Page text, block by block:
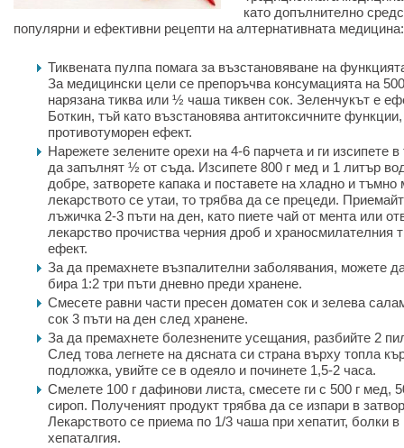
като допълнително
популярни и ефективни рецепти на алтернативната медицина:
Тиквената пулпа помага за възстановяване на
За медицински цели се препоръчва консумацията на
нарязана тиква или ½ чаша тиквен сок. Зеленчукът е
Боткин, тъй като възстановява антитоксичните
противотуморен ефект.
Нарежете зелените орехи на 4-6 парчета и ги изсипете
да запълнят ½ от съда. Изсипете 800 г мед и 1 литър
добре, затворете капака и поставете на хладно и
лекарството се утаи, то трябва да се прецеди.
лъжичка 2-3 пъти на ден, като пиете чай от мента или
лекарство прочиства черния дроб и храносмилателния
ефект.
За да премахнете възпалителни заболявания, можете
бира 1:2 три пъти дневно преди хранене.
Смесете равни части пресен доматен сок и зелева
сок 3 пъти на ден след хранене.
За да премахнете болезнените усещания, разбийте 2
След това легнете на дясната си страна върху топла
подложка, увийте се в одеяло и починете 1,5-2 часа.
Смелете 100 г дафинови листа, смесете ги с 500 г мед,
сироп. Полученият продукт трябва да се изпари в
Лекарството се приема по 1/3 чаша при хепатит, болки
хепаталгия.